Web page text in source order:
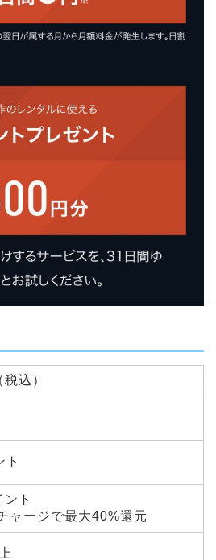
込）
ト
ト
ャージで最大40%還元